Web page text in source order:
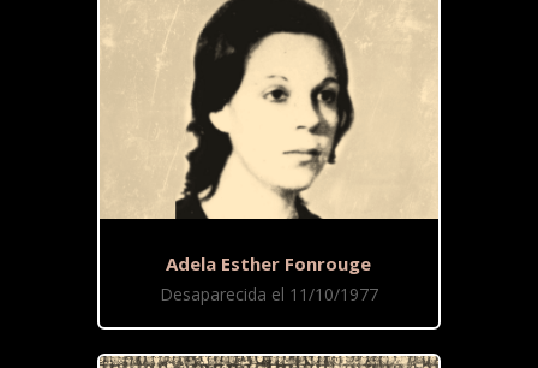
Adela Esther Fonrouge
Desaparecida el 11/10/1977